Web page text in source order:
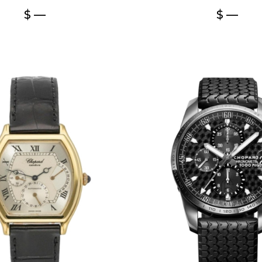
$ — $ —